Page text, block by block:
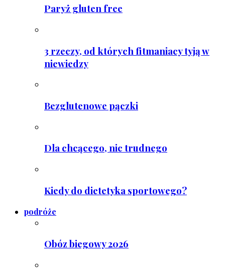
Paryż gluten free
3 rzeczy, od których fitmaniacy tyją w
niewiedzy
Bezglutenowe pączki
Dla chcącego, nic trudnego
Kiedy do dietetyka sportowego?
podróże
Obóz biegowy 2026